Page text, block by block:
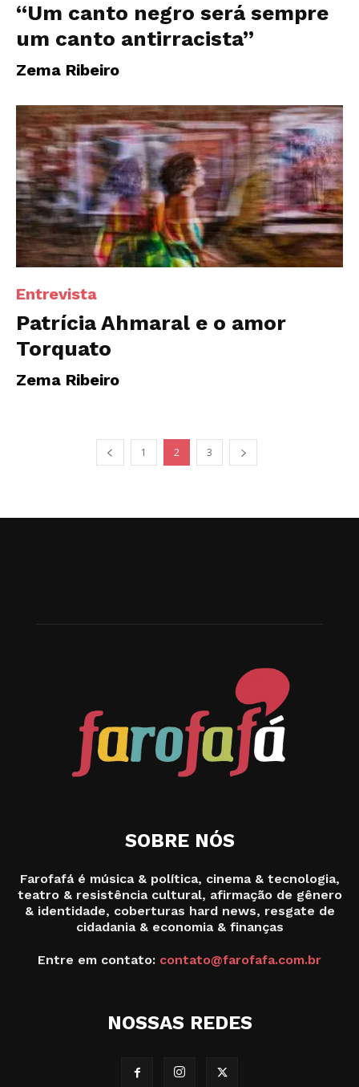
“Um canto negro será sempre
um canto antirracista”
Zema Ribeiro
Entrevista
Patrícia Ahmaral e o amor
Torquato
Zema Ribeiro
1 2 3
SOBRE NÓS
Farofafá é música & política, cinema & tecnologia,
teatro & resistência cultural, afirmação de gênero
& identidade, coberturas hard news, resgate de
cidadania & economia & finanças
Entre em contato: contato@farofafa.com.br
NOSSAS REDES